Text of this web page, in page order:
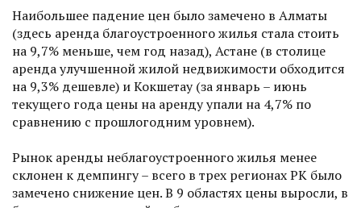
Наибольшее падение цен было замечено в Алматы
(здесь аренда благоустроенного жилья стала стоить
на 9,7% меньше, чем год назад), Астане (в столице
аренда улучшенной жилой недвижимости обходится
на 9,3% дешевле) и Кокшетау (за январь – июнь
текущего года цены на аренду упали на 4,7% по
сравнению с прошлогодним уровнем).
Рынок аренды неблагоустроенного жилья менее
склонен к демпингу – всего в трех регионах РК было
замечено снижение цен. В 9 областях цены выросли, в